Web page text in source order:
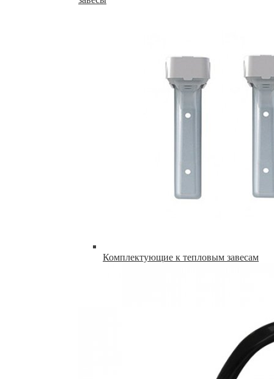
Комплектующие к тепловым завесам